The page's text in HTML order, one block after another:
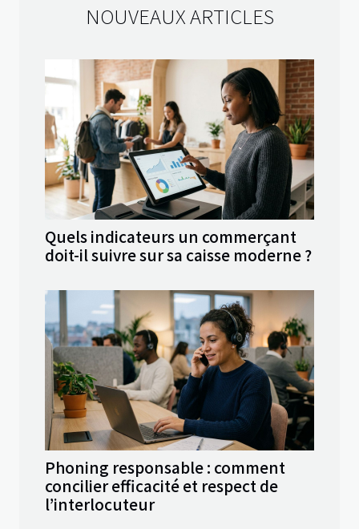
NOUVEAUX ARTICLES
Quels indicateurs un commerçant
doit-il suivre sur sa caisse moderne ?
Phoning responsable : comment
concilier efficacité et respect de
l’interlocuteur